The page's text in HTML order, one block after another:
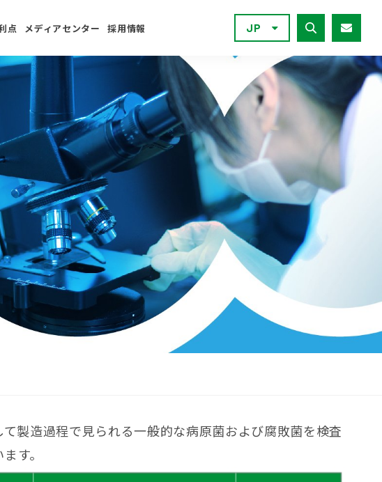
点 メディアセンター 採用情報 JP
製造過程で見られる一般的な病原菌および腐敗菌を検査
す。